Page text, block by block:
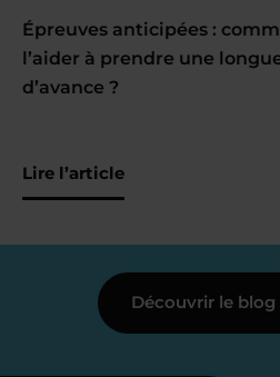
Épreuves anticipées :
l’aider à prendre une
d’avance ?
Lire l’article
Découvrir le